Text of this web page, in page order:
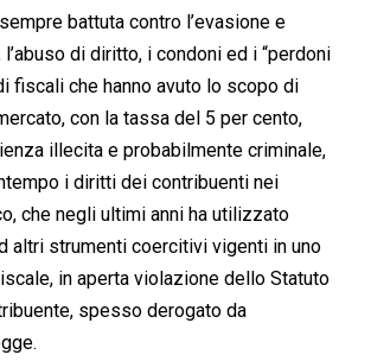
battuta contro l’evasione e
l’abuso di diritto, i condoni ed i “perdoni
fiscali che hanno avuto lo scopo di
con la tassa del 5 per cento,
illecita e probabilmente criminale,
i diritti dei contribuenti nei
che negli ultimi anni ha utilizzato
altri strumenti coercitivi vigenti in uno
in aperta violazione dello Statuto
spesso derogato da